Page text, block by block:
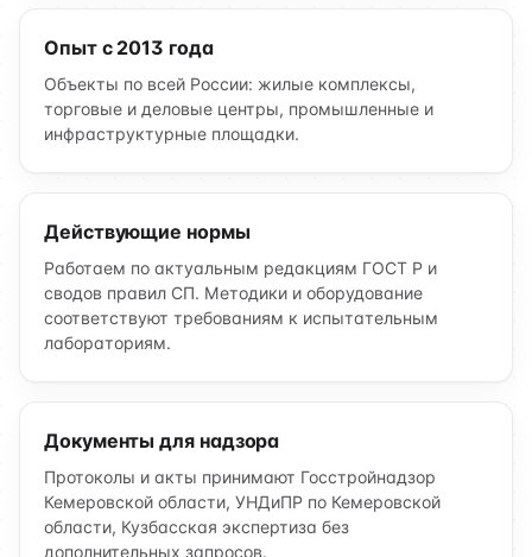
Опыт с 2013 года
Объекты по всей России: жилые комплексы,
торговые и деловые центры, промышленные и
инфраструктурные площадки.
Действующие нормы
Работаем по актуальным редакциям ГОСТ Р и
сводов правил СП. Методики и оборудование
соответствуют требованиям к испытательным
лабораториям.
Документы для надзора
Протоколы и акты принимают Госстройнадзор
Кемеровской области, УНДиПР по Кемеровской
области, Кузбасская экспертиза без
дополнительных запросов.